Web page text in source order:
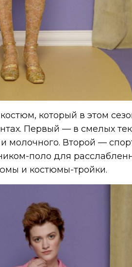
который в этом
Первый — в смелых
и молочного. Второй —
поло для
и костюмы-тройки.